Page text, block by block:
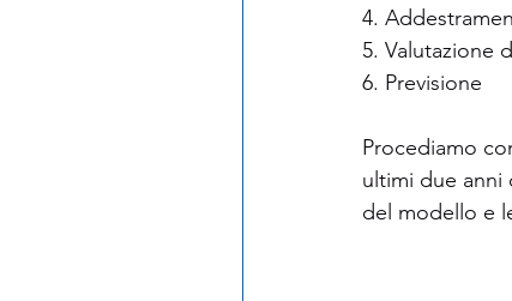
4.
5. Valutazione
6. Previsione
Procediamo
ultimi due anni
del modello e